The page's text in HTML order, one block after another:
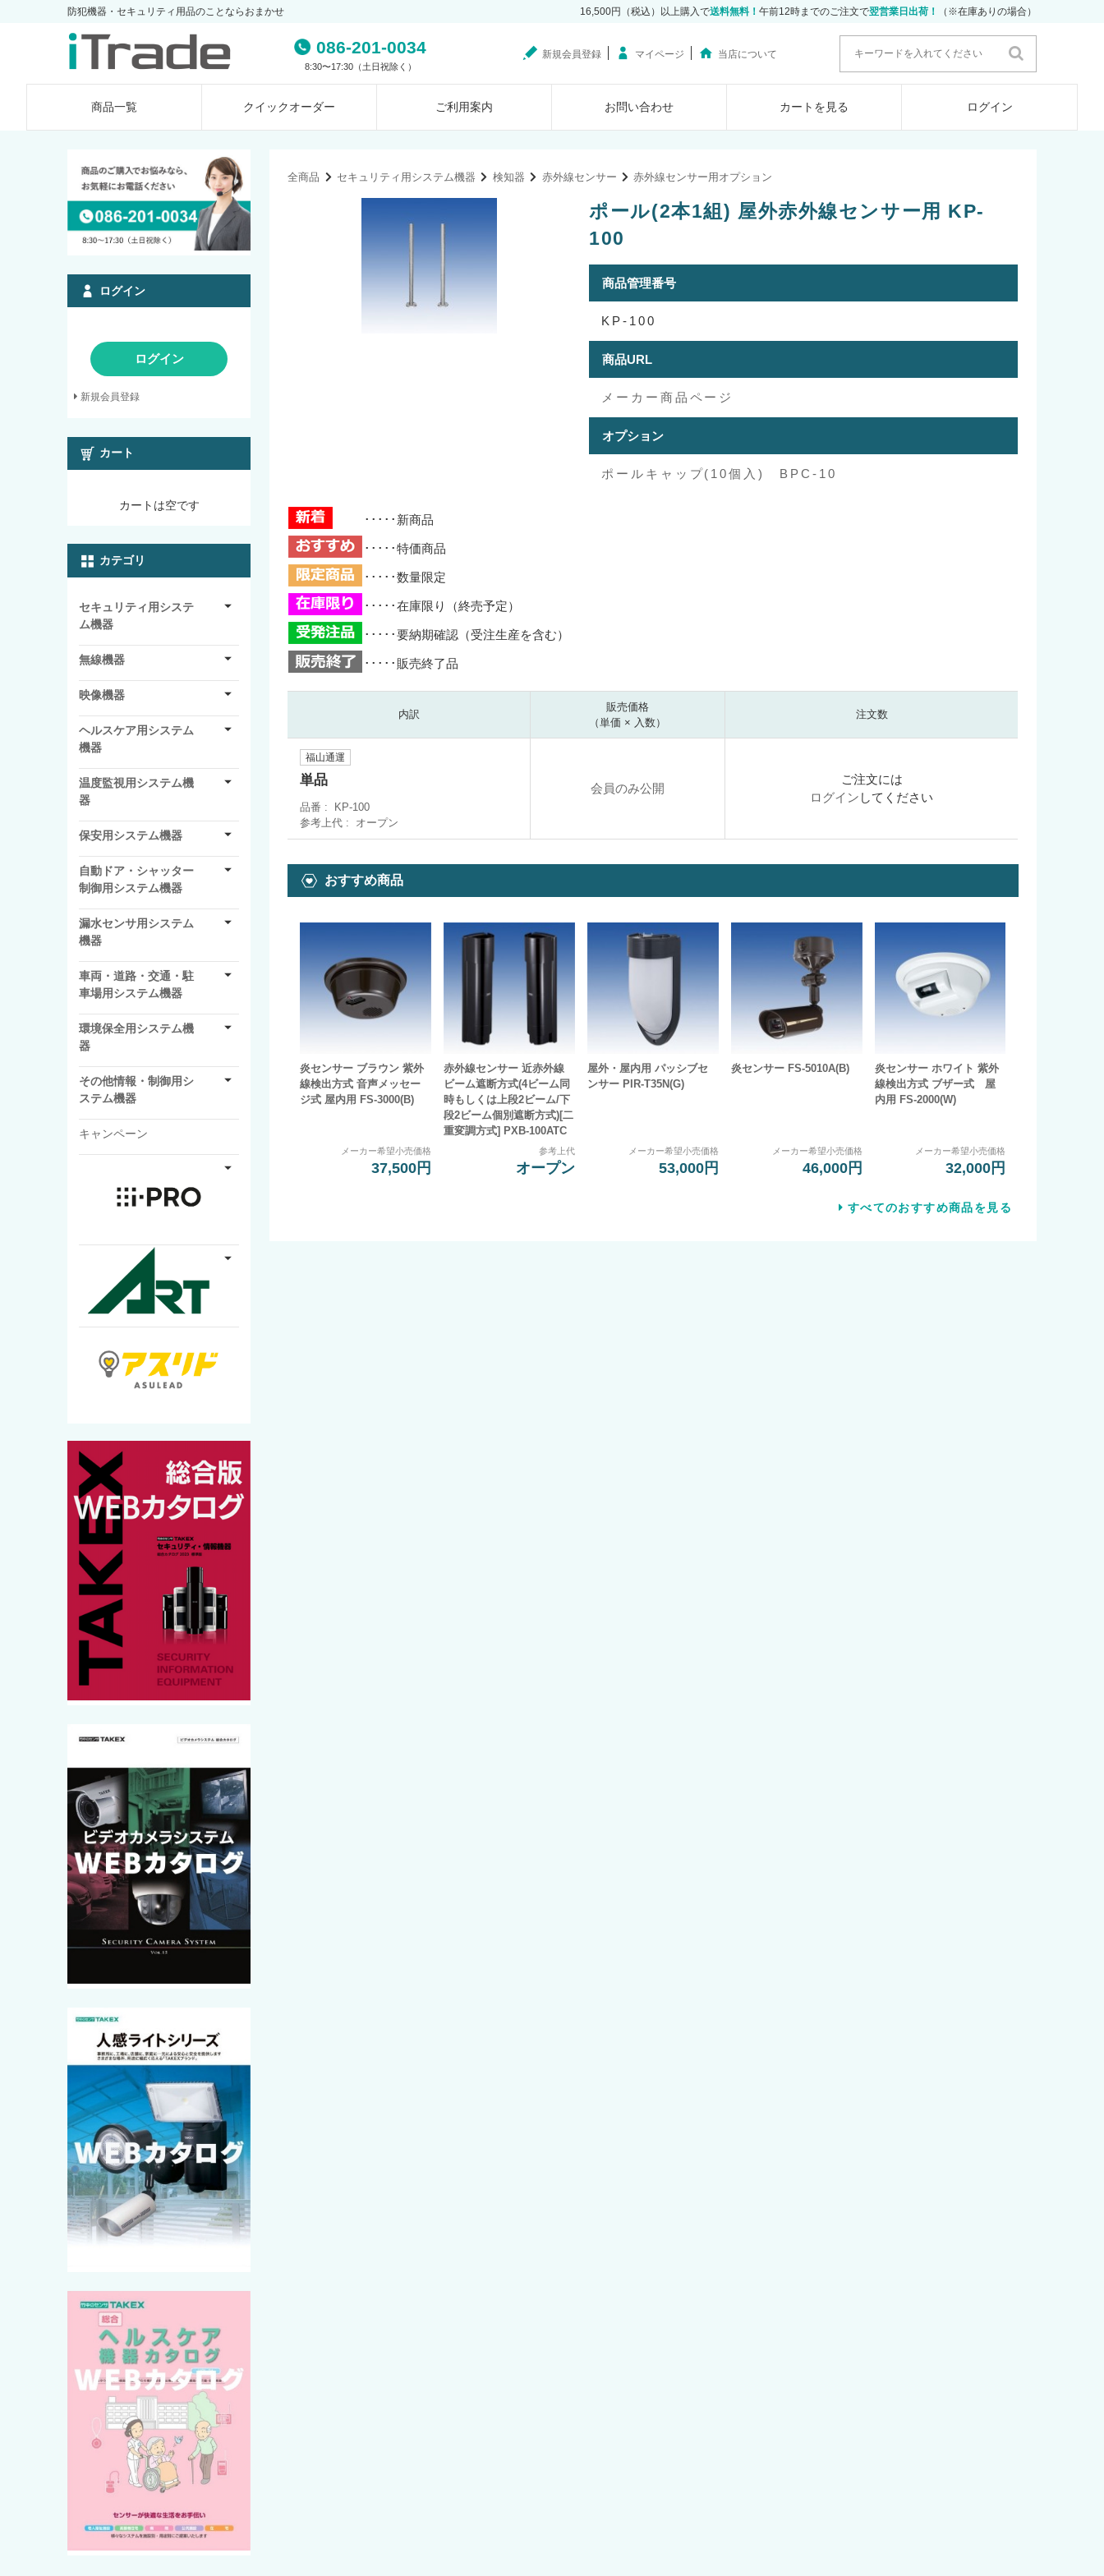
防犯機器・セキュリティ用品のことならおまかせ 16,500円（税込）以上購入で送料無料！ 午前12時までのご注文で翌営業日出荷！ （※在庫ありの場合）
086-201-0034
8:30〜17:30（土日祝除く）
新規会員登録 マイページ 当店について
商品一覧 クイックオーダー ご利用案内 お問い合わせ カートを見る ログイン
全商品 セキュリティ用システム機器 検知器 赤外線センサー 赤外線センサー用オプション
ポール(2本1組) 屋外赤外線センサー用 KP-
100
商品管理番号
KP-100
商品URL
メーカー商品ページ
オプション
ポールキャップ(10個入) BPC-10
･････新商品
･････特価商品
･････数量限定
･････在庫限り（終売予定）
･････要納期確認（受注生産を含む）
･････販売終了品
内訳
販売価格
（単価 × 入数）
注文数
福山通運
単品
品番
KP-100
参考上代
オープン
会員のみ公開
ご注文には
ログイン してください
おすすめ商品
炎センサー ブラウン 紫外
線検出方式 音声メッセー
ジ式 屋内用 FS-3000(B)
メーカー希望小売価格
37,500円
赤外線センサー 近赤外線
ビーム遮断方式(4ビーム同
時もしくは上段2ビーム/下
段2ビーム個別遮断方式)[二
重変調方式] PXB-100ATC
参考上代
オープン
屋外・屋内用 パッシブセ
ンサー PIR-T35N(G)
メーカー希望小売価格
53,000円
炎センサー FS-5010A(B)
メーカー希望小売価格
46,000円
炎センサー ホワイト 紫外
線検出方式 ブザー式 屋
内用 FS-2000(W)
メーカー希望小売価格
32,000円
すべてのおすすめ商品を見る
ログイン
ログイン
新規会員登録
カート
カートは空です
カテゴリ
セキュリティ用システ
ム機器
無線機器
映像機器
ヘルスケア用システム
機器
温度監視用システム機
器
保安用システム機器
自動ドア・シャッター
制御用システム機器
漏水センサ用システム
機器
車両・道路・交通・駐
車場用システム機器
環境保全用システム機
器
その他情報・制御用シ
ステム機器
キャンペーン